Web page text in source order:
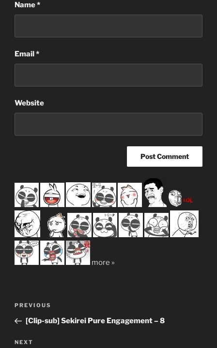
Name*
Email*
Website
more »
Previous
Post
PREVIOUS
[Clip-sub] Sekirei Pure Engagement – 8
Next
NEXT